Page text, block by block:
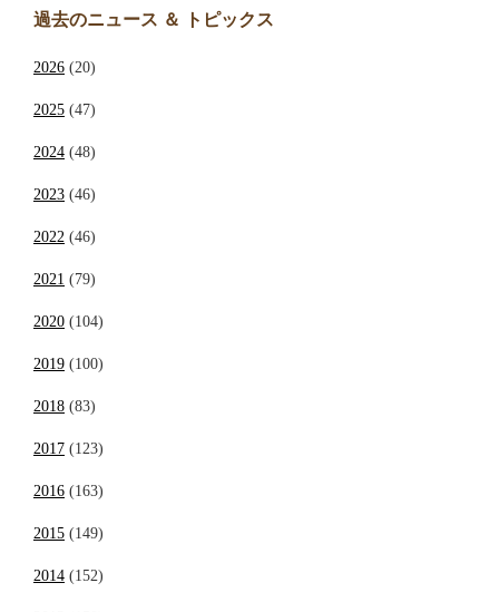
過去のニュース ＆ トピックス
2026 (20)
2025 (47)
2024 (48)
2023 (46)
2022 (46)
2021 (79)
2020 (104)
2019 (100)
2018 (83)
2017 (123)
2016 (163)
2015 (149)
2014 (152)